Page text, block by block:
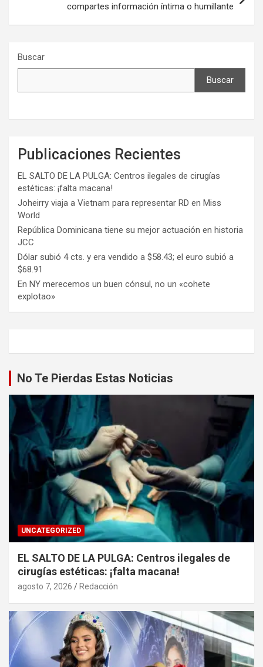
compartes información íntima o humillante
Buscar
Buscar
Publicaciones Recientes
EL SALTO DE LA PULGA: Centros ilegales de cirugías
estéticas: ¡falta macana!
Joheirry viaja a Vietnam para representar RD en Miss
World
República Dominicana tiene su mejor actuación en historia
JCC
Dólar subió 4 cts. y era vendido a $58.43; el euro subió a
$68.91
En NY merecemos un buen cónsul, no un «cohete
explotao»
No Te Pierdas Estas Noticias
UNCATEGORIZED
EL SALTO DE LA PULGA: Centros ilegales de
cirugías estéticas: ¡falta macana!
agosto 7, 2026 Redacción